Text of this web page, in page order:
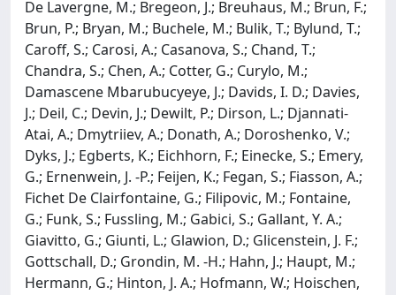
De Lavergne, M.; Bregeon, J.; Breuhaus, M.; Brun, F.;
Brun, P.; Bryan, M.; Buchele, M.; Bulik, T.; Bylund, T.;
Caroff, S.; Carosi, A.; Casanova, S.; Chand, T.;
Chandra, S.; Chen, A.; Cotter, G.; Curylo, M.;
Damascene Mbarubucyeye, J.; Davids, I. D.; Davies,
J.; Deil, C.; Devin, J.; Dewilt, P.; Dirson, L.; Djannati-
Atai, A.; Dmytriiev, A.; Donath, A.; Doroshenko, V.;
Dyks, J.; Egberts, K.; Eichhorn, F.; Einecke, S.; Emery,
G.; Ernenwein, J. -P.; Feijen, K.; Fegan, S.; Fiasson, A.;
Fichet De Clairfontaine, G.; Filipovic, M.; Fontaine,
G.; Funk, S.; Fussling, M.; Gabici, S.; Gallant, Y. A.;
Giavitto, G.; Giunti, L.; Glawion, D.; Glicenstein, J. F.;
Gottschall, D.; Grondin, M. -H.; Hahn, J.; Haupt, M.;
Hermann, G.; Hinton, J. A.; Hofmann, W.; Hoischen,